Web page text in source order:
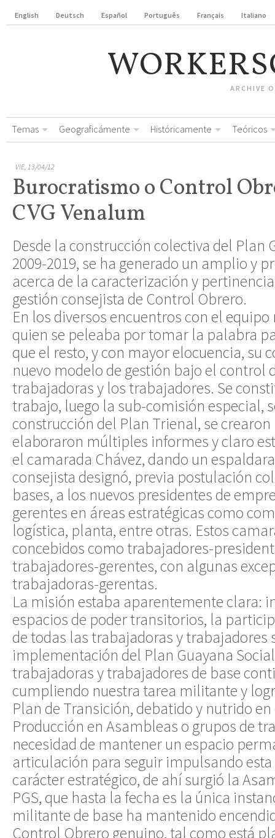
English Deutsch Español Português Français Italiano
ARCHIVE
Temas Geograficámente Históricamente Teóricos
VIE, 13/04/12
Burocratismo o Control
CVG Venalum
Desde la construcción colectiva del Plan
2009-2019, se ha generado un amplio y
acerca de la caracterización y
gestión consejista de Control Obrero.
En los diversos encuentros con el
quien se peleaba por tomar la palabra
que el resto, y con mayor elocuencia, su
nuevo modelo de gestión bajo el control
trabajadoras y los trabajadores. Se
trabajo, luego la sub-comisión especial,
construcción del Plan Trienal, se crearon
elaboraron múltiples informes y claro
el camarada Chávez, dando un
consejista designó, previa postulación
bases, a los nuevos presidentes de
gerentes en áreas estratégicas como
logística, planta, entre otras. Estos
concebidos como trabajadores-
trabajadores-gerentes, con algunas
trabajadoras-gerentas.
La misión estaba aparentemente clara:
espacios de poder transitorios, la
de todas las trabajadoras y trabajadores
implementación del Plan Guayana
trabajadoras y trabajadores de base
cumpliendo nuestra tarea militante y
Plan de Transición, debatido y nutrido
Producción en Asambleas o grupos de
necesidad de mantener un espacio
articulación para seguir impulsando
carácter estratégico, de ahí surgió la
PGS, que hasta la fecha es la única
militante de base ha mantenido
Control Obrero genuino, tal como está